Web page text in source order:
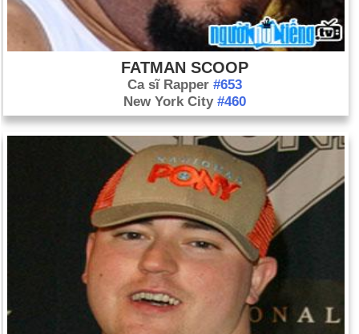
FATMAN SCOOP
Ca sĩ Rapper #653
New York City #460